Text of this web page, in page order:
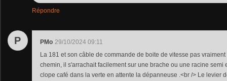
Répondre
P PMo 29/10/2024 09:11
La 181 et son câble de commande de boite de vitesse pas
chemin, il s'arrachait facilement sur une brache ou une racine semi
clope café dans la verte en attente la dépanneuse .<br /> Le levier